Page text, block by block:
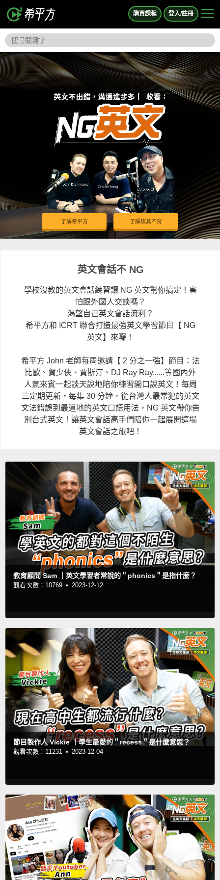
購買課程 登入/註冊
了解希平方 了解攻其不背
英文會話不 NG
學校沒教的英文會話練習讓 NG 英文幫你搞定！害
怕跟外國人交談嗎？
渴望自己英文會話流利？
希平方和 ICRT 聯合打造最強英文學習節目【 NG
英文】來囉！
希平方 John 老師每周邀請【 2 分之一強】節目：法
比歐、賀少俠、賈斯汀、DJ Ray Ray......等國內外
人氣來賓一起談天說地陪你練習開口說英文！每周
三定期更新，每集 30 分鐘，從台灣人最常犯的英文
文法錯誤到最道地的英文口語用法，NG 英文帶你告
別台式英文！讓英文會話高手們陪你一起展開這場
英文會話之旅吧！
教育顧問 Sam ｜英文學習者常說的＂phonics＂是指什麼？
觀看次數：10769 •2023-12-12
節目製作人 Vickie ｜學生最愛的＂recess＂是什麼意思？
觀看次數：11231 •2023-12-04